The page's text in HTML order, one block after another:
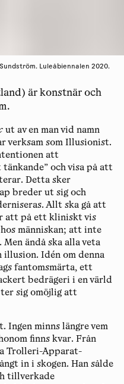
Luleåbiennalen 2020.
är konstnär och
ut av en man vid namn
verksam som Illusionist.
att
och visa på att
Detta sker
breder ut sig och
Allt ska gå att
att på ett kliniskt vis
människan; att inte
ändå ska alla veta
Idén om denna
fantomsmärta, ett
bedrägeri i en värld
sig omöjlig att
Ingen minns längre vem
finns kvar. Från
Trolleri-Apparat-
in i skogen. Han sålde
tillverkade